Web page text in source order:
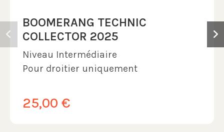
BOOMERANG TECHNIC
COLLECTOR 2025
Niveau Intermédiaire
Pour droitier uniquement
25,00 €